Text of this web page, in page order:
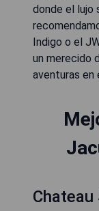
donde el lujo
Indigo o el
un merecido
aventuras en
Chateau